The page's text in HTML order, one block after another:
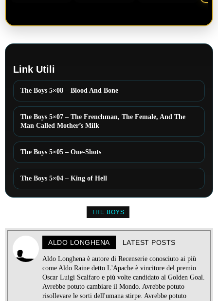
Link Utili
The Boys 5×08 – Blood And Bone
The Boys 5×07 – The Frenchman, The Female, And The
Man Called Mother’s Milk
The Boys 5×05 – One-Shots
The Boys 5×04 – King of Hell
THE BOYS
ALDO LONGHENA LATEST POSTS
Aldo Longhena è autore di Recenserie conosciuto ai più
come Aldo Raine detto L'Apache è vincitore del premio
Oscar Luigi Scalfaro e più volte candidato al Golden Goal.
Avrebbe potuto cambiare il Mondo. Avrebbe potuto
risollevare le sorti dell'umana stirpe. Avrebbe potuto